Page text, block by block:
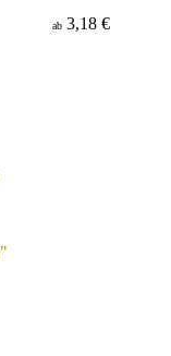
ab 3,18 €